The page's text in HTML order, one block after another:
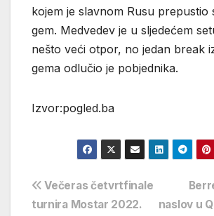
kojem je slavnom Rusu prepustio
gem. Medvedev je u sljedećem
nešto veći otpor, no jedan break
gema odlučio je pobjednika.
Izvor:pogled.ba
Navigacija
naslov u
Večeras četvrtfinale
turnira Mostar 2022.